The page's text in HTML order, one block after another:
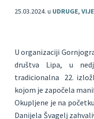
25.03.2024. u UDRUGE,
U organizaciji
društva Lipa, u
tradicionalna 22.
kojom je započela
Okupljene je na
Danijela Švagelj